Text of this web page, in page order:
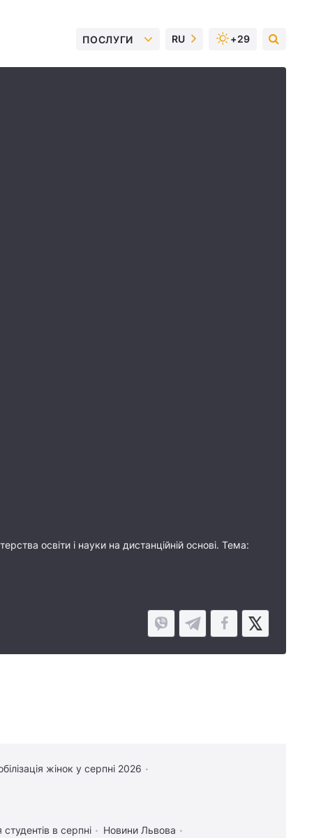
ПОСЛУГИ RU +29
освіти і науки на дистанційній основі. Тема:
жінок у серпні 2026
студентів в серпні
Новини Львова